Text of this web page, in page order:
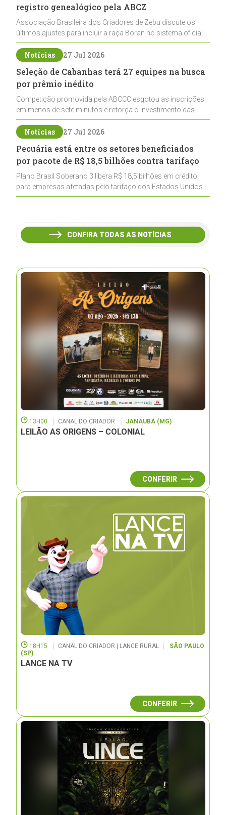
registro genealógico pela ABCZ
Associação Brasileira dos Criadores de Zebu discute os
últimos ajustes para incluir a raça Boran no sistema oficial
de registros, abrindo caminho para sua expansão na
pecuária nacional
Notícias 27 Jul 2026
Seleção de Cabanhas terá 27 equipes na busca
por prêmio inédito
Competição promovida pela ABCCC esgotou as inscrições
em menos de sete minutos e reforça o investimento das
cabanhas na seleção genética de Cavalos Crioulos voltados
ao laço
Notícias 27 Jul 2026
Pecuária está entre os setores beneficiados
por pacote de R$ 18,5 bilhões contra tarifaço
Plano Brasil Soberano 3 libera R$ 18,5 bilhões em crédito
para empresas afetadas pelo tarifaço dos Estados Unidos e
inclui a pecuária entre os setores estratégicos
CONFIRA TODAS AS NOTÍCIAS
13H00 CANAL DO CRIADOR JANAUBÁ (MG)
LEILÃO AS ORIGENS – COLONIAL
CONFERIR
18H15 CANAL DO CRIADOR | LANCE RURAL
SÃO PAULO
(SP)
LANCE NA TV
CONFERIR